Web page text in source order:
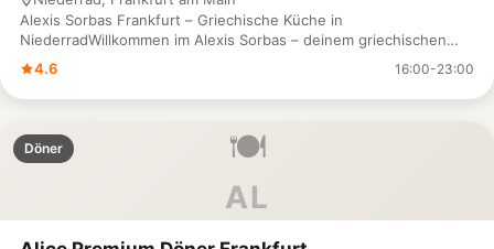
Alexis Sorbas Frankfurt – Griechische Küche in
NiederradWillkommen im Alexis Sorbas – deinem griechischen
Restaurant in Frankfurt-Niederrad! In der Güntherstraße 42A
erwartet dich eine mediterrane Oase, in der du die traditionellen
Aromen Griechenlands genießen kannst. Von herzhaften
hausgemachten Mezedes bieten wir dir authentische
Spezialitäten, die mit viel Liebe und frischen Zutaten zubereitet
Impressionen und Neuigkeiten aus unserem Restaurant. Für
Reservierungen oder Fragen erreichst du uns unter 069 / 672
462. Komm vorbei und lass dich im Alexis Sorbas von der
4.6 16:00-23:00
🍽️
AL
Döner